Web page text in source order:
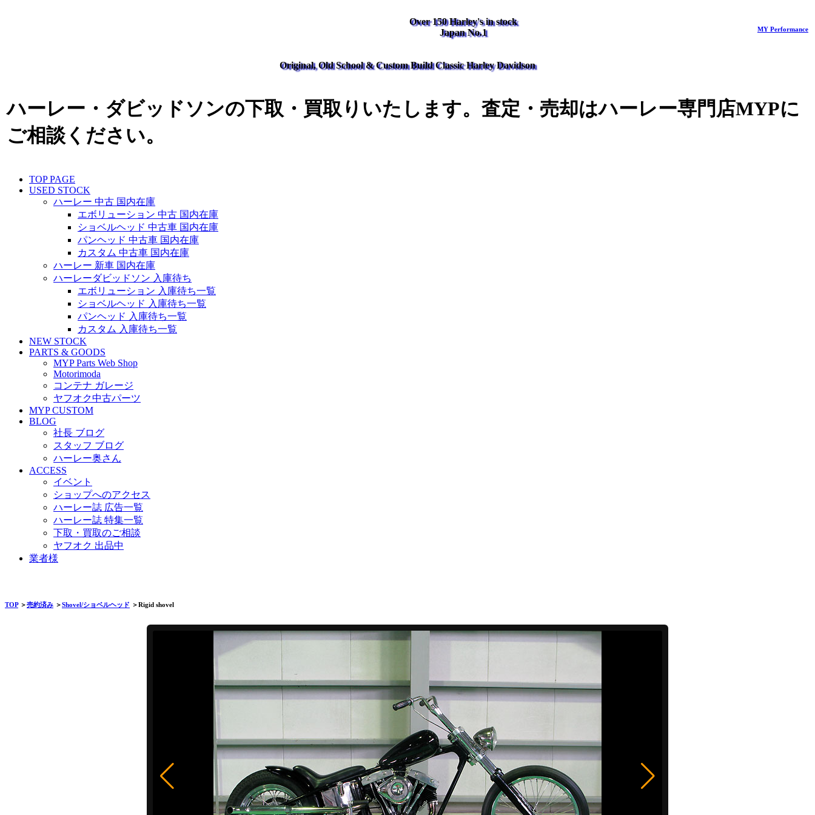
Over 150 Harley's in stock
Japan No.1
MY Performance
Original, Old School & Custom Build Classic Harley Davidson
ハーレー・ダビッドソンの下取・買取りいたします。査定・売却はハーレー専門店MYPに
ご相談ください。
TOP PAGE
USED STOCK
ハーレー 中古 国内在庫
エボリューション 中古 国内在庫
ショベルヘッド 中古車 国内在庫
パンヘッド 中古車 国内在庫
カスタム 中古車 国内在庫
ハーレー 新車 国内在庫
ハーレーダビッドソン 入庫待ち
エボリューション 入庫待ち一覧
ショベルヘッド 入庫待ち一覧
パンヘッド 入庫待ち一覧
カスタム 入庫待ち一覧
NEW STOCK
PARTS & GOODS
MYP Parts Web Shop
Motorimoda
コンテナ ガレージ
ヤフオク中古パーツ
MYP CUSTOM
BLOG
社長 ブログ
スタッフ ブログ
ハーレー奥さん
ACCESS
イベント
ショップへのアクセス
ハーレー誌 広告一覧
ハーレー誌 特集一覧
下取・買取のご相談
ヤフオク 出品中
業者様
TOP＞売約済み ＞Shovel/ショベルヘッド ＞Rigid shovel